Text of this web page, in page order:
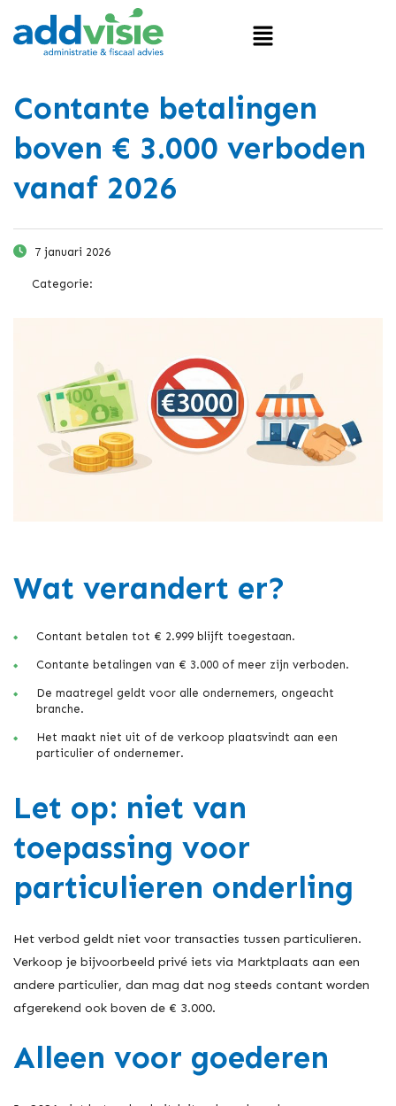
Contante betalingen
boven € 3.000 verboden
vanaf 2026
7 januari 2026
Categorie:
Wat verandert er?
Contant betalen tot € 2.999 blijft toegestaan.
Contante betalingen van € 3.000 of meer zijn verboden.
De maatregel geldt voor alle ondernemers, ongeacht
branche.
Het maakt niet uit of de verkoop plaatsvindt aan een
particulier of ondernemer.
Let op: niet van
toepassing voor
particulieren onderling
Het verbod geldt niet voor transacties tussen particulieren.
Verkoop je bijvoorbeeld privé iets via Marktplaats aan een
andere particulier, dan mag dat nog steeds contant worden
afgerekend ook boven de € 3.000.
Alleen voor goederen